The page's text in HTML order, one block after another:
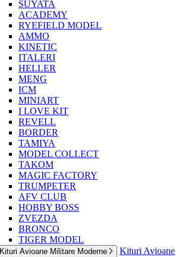
SUYATA
ACADEMY
RYEFIELD MODEL
AMMO
KINETIC
ITALERI
HELLER
MENG
ICM
MINIART
I LOVE KIT
REVELL
BORDER
TAMIYA
MODEL COLLECT
TAKOM
MAGIC FACTORY
TRUMPETER
AFV CLUB
HOBBY BOSS
ZVEZDA
BRONCO
TIGER MODEL
Kituri Avioane Militare Moderne
Kituri Avioane